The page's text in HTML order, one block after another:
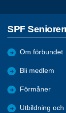
SPF
Om förbundet
Bli medlem
Förmåner
Utbildning